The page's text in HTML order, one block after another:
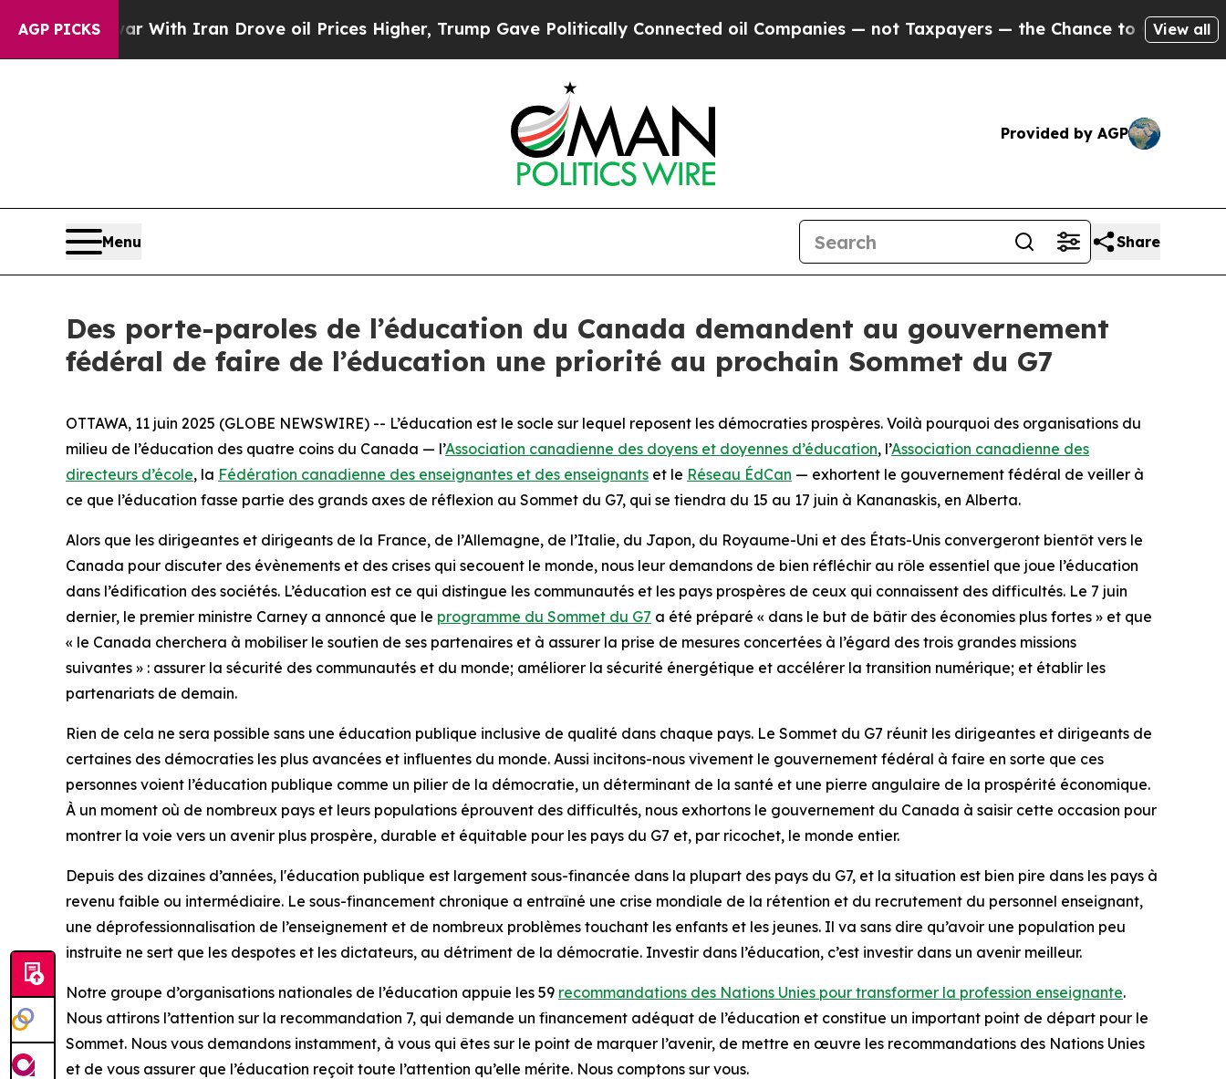
AGP PICKS
As war With Iran Drove oil Prices Higher, Trump Gave Politically Connected oil Companies — not Taxpayers — the Chance to Cash in onView all
Provided by AGP
Menu Share
Des porte-paroles de l’éducation du Canada demandent au gouvernement
fédéral de faire de l’éducation une priorité au prochain Sommet du G7
OTTAWA, 11 juin 2025 (GLOBE NEWSWIRE) -- L’éducation est le socle sur lequel reposent les démocraties prospères. Voilà pourquoi des organisations du
milieu de l’éducation des quatre coins du Canada — l’Association canadienne des doyens et doyennes d’éducation, l’Association canadienne des
directeurs d’école, la Fédération canadienne des enseignantes et des enseignants et le Réseau ÉdCan — exhortent le gouvernement fédéral de veiller à
ce que l’éducation fasse partie des grands axes de réflexion au Sommet du G7, qui se tiendra du 15 au 17 juin à Kananaskis, en Alberta.
Alors que les dirigeantes et dirigeants de la France, de l’Allemagne, de l’Italie, du Japon, du Royaume-Uni et des États-Unis convergeront bientôt vers le
Canada pour discuter des évènements et des crises qui secouent le monde, nous leur demandons de bien réfléchir au rôle essentiel que joue l’éducation
dans l’édification des sociétés. L’éducation est ce qui distingue les communautés et les pays prospères de ceux qui connaissent des difficultés. Le 7 juin
dernier, le premier ministre Carney a annoncé que le programme du Sommet du G7 a été préparé « dans le but de bâtir des économies plus fortes » et que
« le Canada cherchera à mobiliser le soutien de ses partenaires et à assurer la prise de mesures concertées à l’égard des trois grandes missions
suivantes » : assurer la sécurité des communautés et du monde; améliorer la sécurité énergétique et accélérer la transition numérique; et établir les
partenariats de demain.
Rien de cela ne sera possible sans une éducation publique inclusive de qualité dans chaque pays. Le Sommet du G7 réunit les dirigeantes et dirigeants de
certaines des démocraties les plus avancées et influentes du monde. Aussi incitons-nous vivement le gouvernement fédéral à faire en sorte que ces
personnes voient l’éducation publique comme un pilier de la démocratie, un déterminant de la santé et une pierre angulaire de la prospérité économique.
À un moment où de nombreux pays et leurs populations éprouvent des difficultés, nous exhortons le gouvernement du Canada à saisir cette occasion pour
montrer la voie vers un avenir plus prospère, durable et équitable pour les pays du G7 et, par ricochet, le monde entier.
Depuis des dizaines d’années, l'éducation publique est largement sous-financée dans la plupart des pays du G7, et la situation est bien pire dans les pays à
revenu faible ou intermédiaire. Le sous-financement chronique a entraîné une crise mondiale de la rétention et du recrutement du personnel enseignant,
une déprofessionnalisation de l’enseignement et de nombreux problèmes touchant les enfants et les jeunes. Il va sans dire qu’avoir une population peu
instruite ne sert que les despotes et les dictateurs, au détriment de la démocratie. Investir dans l’éducation, c’est investir dans un avenir meilleur.
Notre groupe d’organisations nationales de l’éducation appuie les 59 recommandations des Nations Unies pour transformer la profession enseignante.
Nous attirons l’attention sur la recommandation 7, qui demande un financement adéquat de l’éducation et constitue un important point de départ pour le
Sommet. Nous vous demandons instamment, à vous qui êtes sur le point de marquer l’avenir, de mettre en œuvre les recommandations des Nations Unies
et de vous assurer que l’éducation reçoit toute l’attention qu’elle mérite. Nous comptons sur vous.